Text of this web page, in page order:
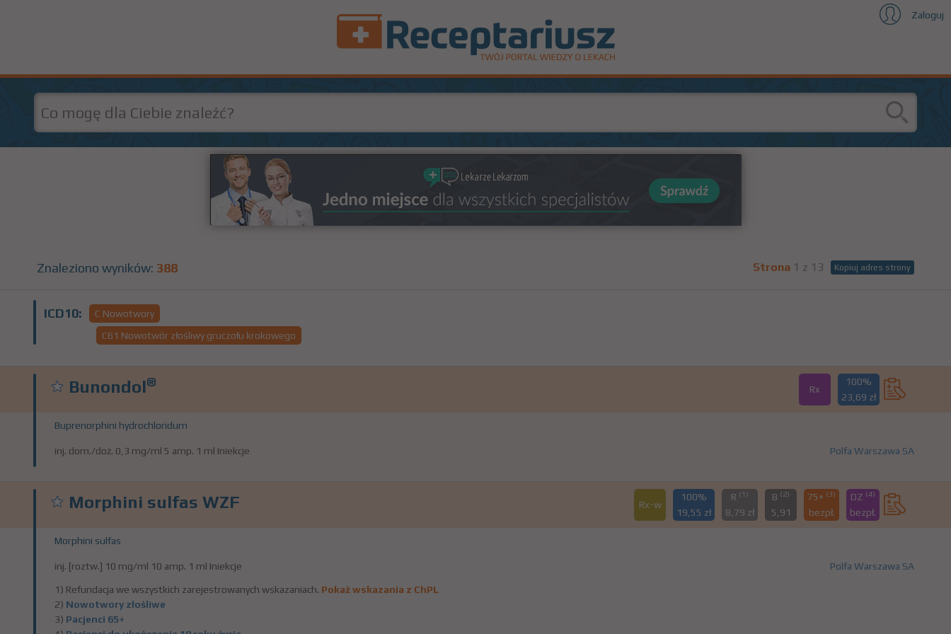
Zaloguj
Znaleziono wyników: 388 Kopiuj adres strony
Strona 1 z 13
ICD10:
C Nowotwory
C61 Nowotwór złośliwy gruczołu krokowego
Bunondol® Rx
100%
23,69 zł
Buprenorphini hydrochloridum
inj. dom./doż. 0,3 mg/ml 5 amp. 1 ml Iniekcje Polfa Warszawa SA
Morphini sulfas WZF Rx-w
100%
19,55 zł
R (1)
8,79 zł
B (2)
5,91
75+ (3)
bezpł.
DZ (4)
bezpł.
Morphini sulfas
inj. [roztw.] 10 mg/ml 10 amp. 1 ml Iniekcje Polfa Warszawa SA
1) Refundacja we wszystkich zarejestrowanych wskazaniach. Pokaż wskazania z ChPL
2) Nowotwory złośliwe
3) Pacjenci 65+